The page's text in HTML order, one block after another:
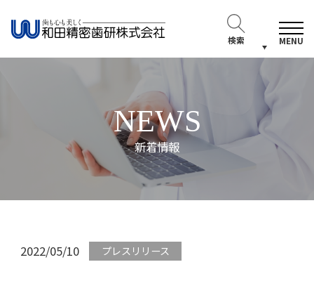
検索 MENU
NEWS
新着情報
2022/05/10 プレスリリース